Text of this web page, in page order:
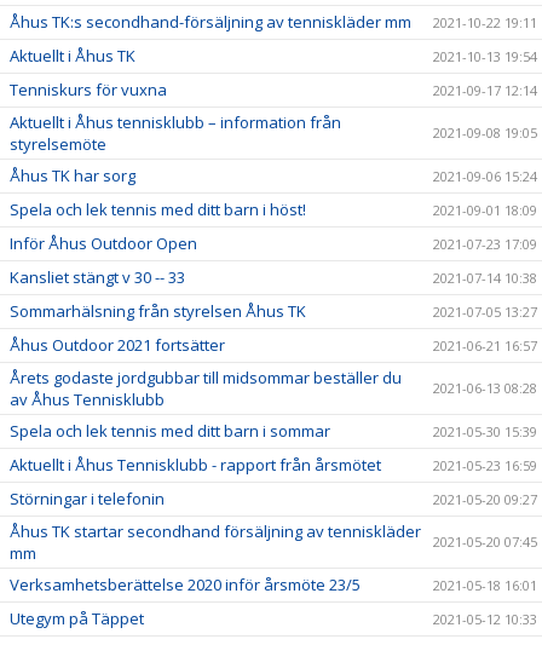
Åhus TK:s secondhand-försäljning av tenniskläder mm 2021-10-22 19:11
Aktuellt i Åhus TK 2021-10-13 19:54
Tenniskurs för vuxna 2021-09-17 12:14
Aktuellt i Åhus tennisklubb – information från
styrelsemöte
2021-09-08 19:05
Åhus TK har sorg 2021-09-06 15:24
Spela och lek tennis med ditt barn i höst! 2021-09-01 18:09
Inför Åhus Outdoor Open 2021-07-23 17:09
Kansliet stängt v 30 -- 33 2021-07-14 10:38
Sommarhälsning från styrelsen Åhus TK 2021-07-05 13:27
Åhus Outdoor 2021 fortsätter 2021-06-21 16:57
Årets godaste jordgubbar till midsommar beställer du
av Åhus Tennisklubb
2021-06-13 08:28
Spela och lek tennis med ditt barn i sommar 2021-05-30 15:39
Aktuellt i Åhus Tennisklubb - rapport från årsmötet 2021-05-23 16:59
Störningar i telefonin 2021-05-20 09:27
Åhus TK startar secondhand försäljning av tenniskläder
mm
2021-05-20 07:45
Verksamhetsberättelse 2020 inför årsmöte 23/5 2021-05-18 16:01
Utegym på Täppet 2021-05-12 10:33